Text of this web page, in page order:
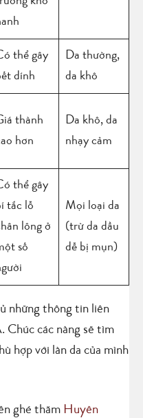
thể gây
dính
Da thường,
da khô
thành
hơn
Da khô, da
nhạy cảm
thể gây
tắc lỗ
lông ở
số
Mọi loại da
(trừ da dầu
dễ bị mụn)
những thông tin liên
Chúc các nàng sẽ tìm
hợp với làn da của mình
ghé thăm Huyên